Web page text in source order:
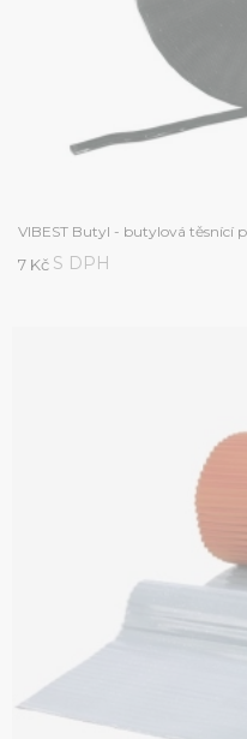
VIBEST Butyl - butylová těsnící
7 Kč S DPH